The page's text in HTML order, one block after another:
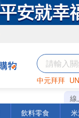
中元拜拜
巧克力
線
飲料零食